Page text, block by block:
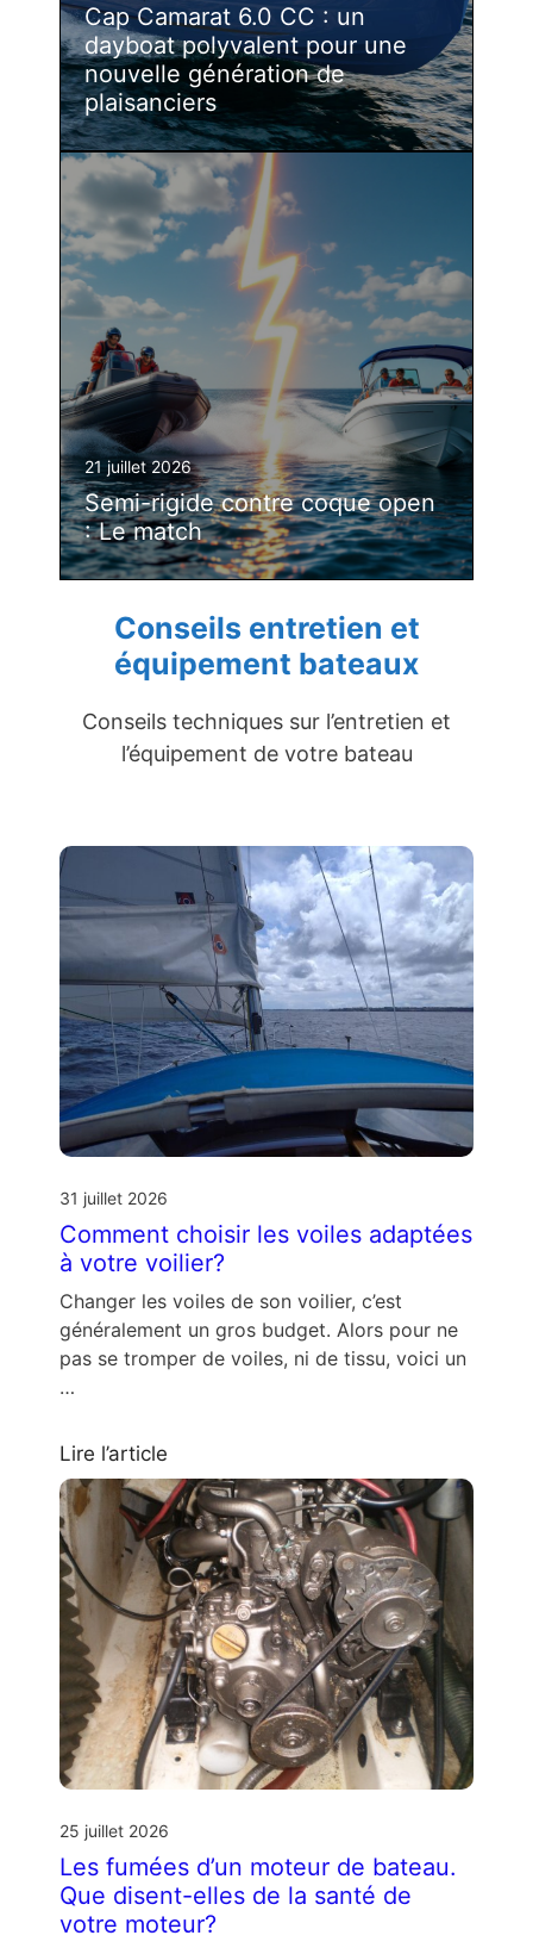
Cap Camarat 6.0 CC : un
dayboat polyvalent pour une
nouvelle génération de
plaisanciers
21 juillet 2026
Semi-rigide contre coque open
: Le match
Conseils entretien et
équipement bateaux
Conseils techniques sur l’entretien et
l’équipement de votre bateau
31 juillet 2026
Comment choisir les voiles adaptées
à votre voilier?
Changer les voiles de son voilier, c’est
généralement un gros budget. Alors pour ne
pas se tromper de voiles, ni de tissu, voici un
…
Lire l’article
25 juillet 2026
Les fumées d’un moteur de bateau.
Que disent-elles de la santé de
votre moteur?